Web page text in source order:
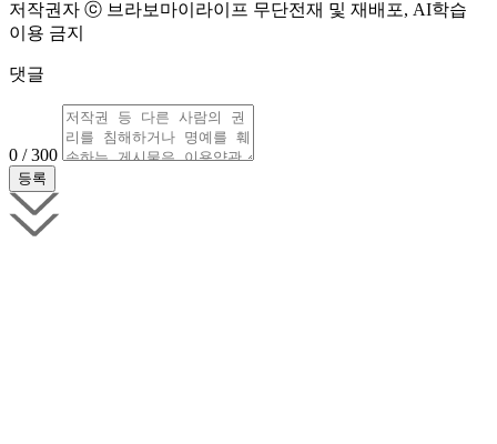
저작권자 ⓒ 브라보마이라이프 무단전재 및 재배포, AI학습
이용 금지
댓글
0 / 300